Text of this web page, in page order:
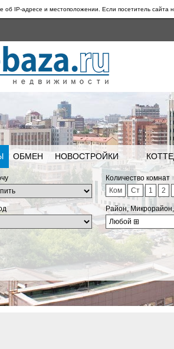
об IP-адресе и местоположении. Если посетитель сайта
ОБМЕН НОВОСТРОЙКИ
Количество комнат
Ком
Ст 1 2
Район,
Любой ⊞